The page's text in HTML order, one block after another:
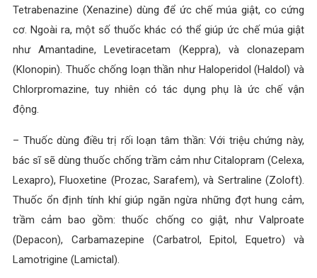
Tetrabenazine (Xenazine) dùng để ức chế múa giật, co cứng
cơ. Ngoài ra, một số thuốc khác có thể giúp ức chế múa giật
như Amantadine, Levetiracetam (Keppra), và clonazepam
(Klonopin). Thuốc chống loạn thần như Haloperidol (Haldol) và
Chlorpromazine, tuy nhiên có tác dụng phụ là ức chế vận
động.
– Thuốc dùng điều trị rối loạn tâm thần: Với triệu chứng này,
bác sĩ sẽ dùng thuốc chống trầm cảm như Citalopram (Celexa,
Lexapro), Fluoxetine (Prozac, Sarafem), và Sertraline (Zoloft).
Thuốc ổn định tính khí giúp ngăn ngừa những đợt hung cảm,
trầm cảm bao gồm: thuốc chống co giật, như Valproate
(Depacon), Carbamazepine (Carbatrol, Epitol, Equetro) và
Lamotrigine (Lamictal).